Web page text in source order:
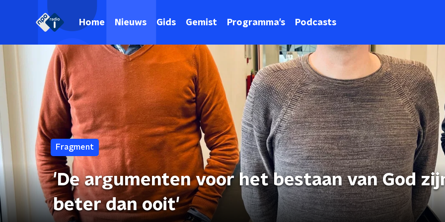
Home Nieuws Gids Gemist Programma's Podcasts
Fragment
'De argumenten voor het bestaan van God
beter dan ooit'